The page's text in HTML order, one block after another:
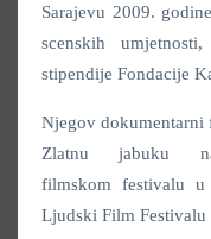
Sarajevu 2009.
scenskih
stipendije Fondacije
Njegov dokumentarni
Zlatnu jabuku na
filmskom festivalu
Ljudski Film Festivalu